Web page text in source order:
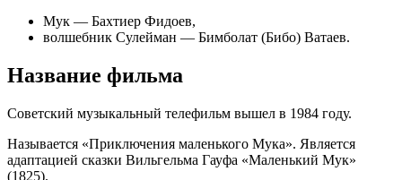
Мук — Бахтиер Фидоев,
волшебник Сулейман — Бимболат (Бибо) Ватаев.
Название фильма
Советский музыкальный телефильм вышел в 1984 году.
Называется «Приключения маленького Мука». Является
адаптацией сказки Вильгельма Гауфа «Маленький Мук»
(1825).